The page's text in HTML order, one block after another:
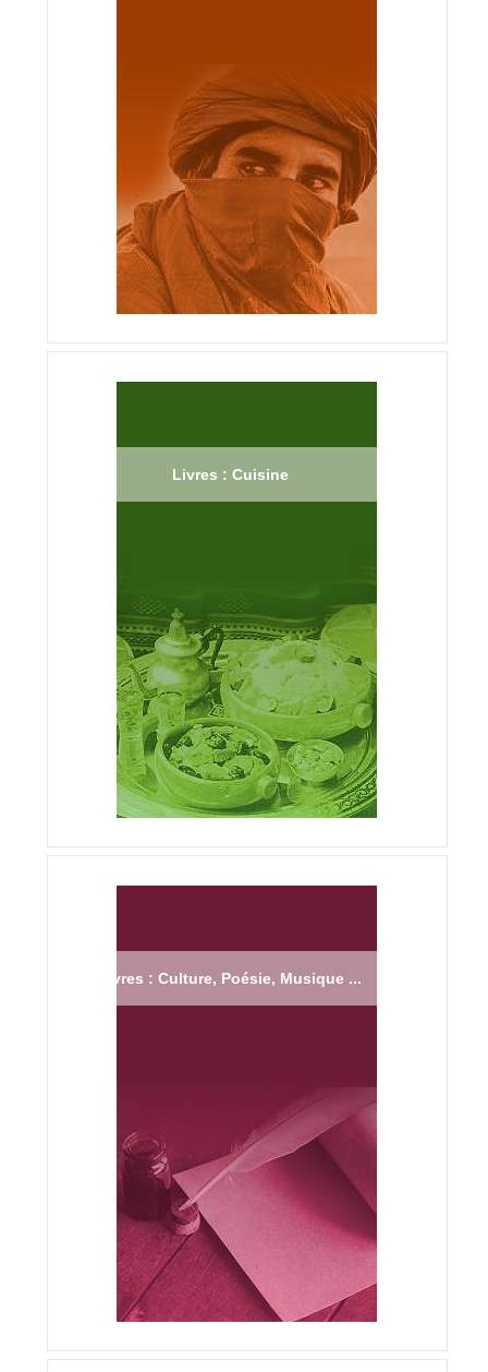
Livres : Cuisine
Livres : Culture, Poésie, Musique ...